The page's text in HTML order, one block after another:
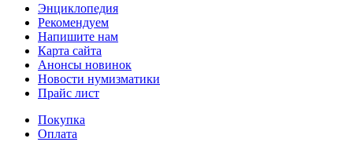
Энциклопедия
Рекомендуем
Напишите нам
Карта сайта
Анонсы новинок
Новости нумизматики
Прайс лист
Покупка
Оплата